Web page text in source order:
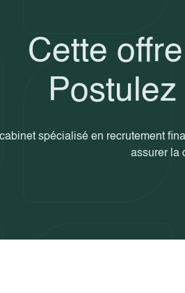
Cette
spécialisé en recrutement
assurer la